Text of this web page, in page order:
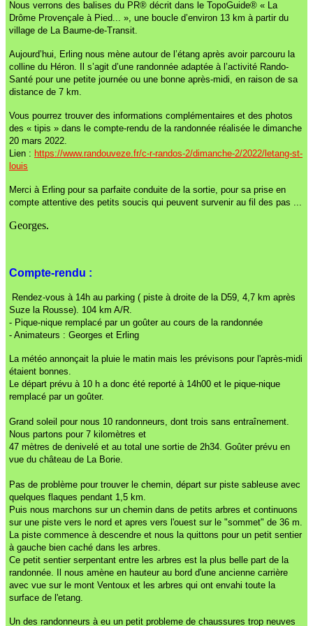
Nous verrons des balises du PR® décrit dans le TopoGuide® « La
Drôme Provençale à Pied... », une boucle d’environ 13 km à partir du
village de La Baume-de-Transit.
Aujourd’hui, Erling nous mène autour de l’étang après avoir parcouru la
colline du Héron. Il s’agit d’une randonnée adaptée à l’activité Rando-
Santé pour une petite journée ou une bonne après-midi, en raison de sa
distance de 7 km.
Vous pourrez trouver des informations complémentaires et des photos
des « tipis » dans le compte-rendu de la randonnée réalisée le dimanche
20 mars 2022.
Lien : https://www.randouveze.fr/c-r-randos-2/dimanche-2/2022/letang-st-
louis
Merci à Erling pour sa parfaite conduite de la sortie, pour sa prise en
compte attentive des petits soucis qui peuvent survenir au fil des pas ...
Georges.
Compte-rendu :
Rendez-vous à 14h au parking ( piste à droite de la D59, 4,7 km après
Suze la Rousse). 104 km A/R.
- Pique-nique remplacé par un goûter au cours de la randonnée
- Animateurs : Georges et Erling
La météo annonçait la pluie le matin mais les prévisons pour l'après-midi
étaient bonnes.
Le départ prévu à 10 h a donc été reporté à 14h00 et le pique-nique
remplacé par un goûter.
Grand soleil pour nous 10 randonneurs, dont trois sans entraînement.
Nous partons pour 7 kilomètres et
47 mètres de denivelé et au total une sortie de 2h34. Goûter prévu en
vue du château de La Borie.
Pas de problème pour trouver le chemin, départ sur piste sableuse avec
quelques flaques pendant 1,5 km.
Puis nous marchons sur un chemin dans de petits arbres et continuons
sur une piste vers le nord et apres vers l'ouest sur le "sommet" de 36 m.
La piste commence à descendre et nous la quittons pour un petit sentier
à gauche bien caché dans les arbres.
Ce petit sentier serpentant entre les arbres est la plus belle part de la
randonnée. Il nous amène en hauteur au bord d'une ancienne carrière
avec vue sur le mont Ventoux et les arbres qui ont envahi toute la
surface de l'etang.
Un des randonneurs à eu un petit probleme de chaussures trop neuves